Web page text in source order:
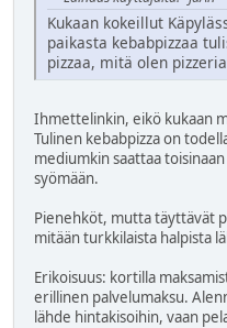
Kukaan kokeillut
paikasta kebabpizzaa
pizzaa, mitä olen
Ihmettelinkin, eikö kukaan
Tulinen kebabpizza on
mediumkin saattaa
syömään.
Pienehköt, mutta täyttävät
mitään turkkilaista halpista
Erikoisuus: kortilla
erillinen palvelumaksu.
lähde hintakisoihin, vaan